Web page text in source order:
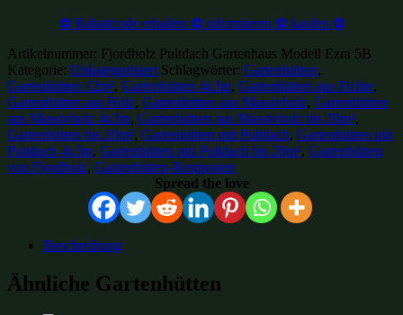
✿ Rabattcode erhalten ✿ informieren ✿ kaufen ✿
Artikelnummer: Fjordholz Pultdach Gartenhaus Modell Ezra 5B
Kategorie: Unkategorisiert Schlagwörter: Gartenhütten,
Gartenhütten 12m², Gartenhütten 4x3m, Gartenhütten aus Fichte,
Gartenhütten aus Holz, Gartenhütten aus Massivholz, Gartenhütten
aus Massivholz 4x3m, Gartenhütten aus Massivholz bis 20m²,
Gartenhütten bis 20m², Gartenhütten mit Pultdach, Gartenhütten mit
Pultdach 4x3m, Gartenhütten mit Pultdach bis 20m², Gartenhütten
von Fjordholz, Gartenhütten-Restposten
Spread the love
Beschreibung
Ähnliche Gartenhütten